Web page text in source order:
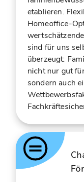
etablieren.
Homeoffice-
sind für uns
überzeugt:
nicht nur gut
sondern auch